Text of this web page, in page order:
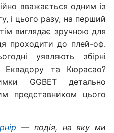
вважається одним із
і цього разу, на перший
виглядає зручною для
проходити до плей-оф.
уявляють збірні
Еквадору та Кюрасао?
GGBET детально
представником цього
— подія, на яку ми